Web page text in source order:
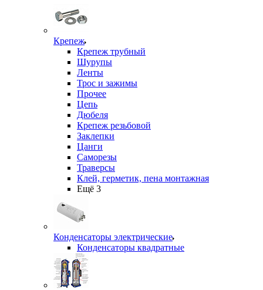
Крепеж
Крепеж трубный
Шурупы
Ленты
Трос и зажимы
Прочее
Цепь
Дюбеля
Крепеж резьбовой
Заклепки
Цанги
Саморезы
Траверсы
Клей, герметик, пена монтажная
Ещё 3
Конденсаторы электрические
Конденсаторы квадратные